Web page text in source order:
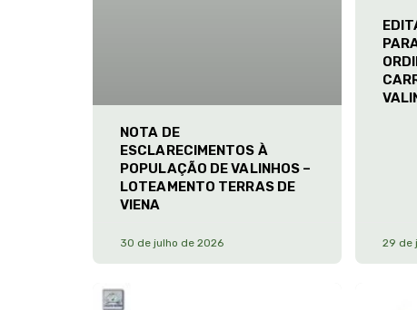
NOTA DE
ESCLARECIMENTOS À
POPULAÇÃO DE VALINHOS –
LOTEAMENTO TERRAS DE
VIENA
30 de julho de 2026 29 de